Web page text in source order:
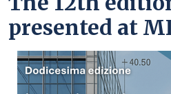
presented at